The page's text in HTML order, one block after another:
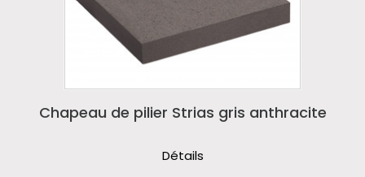
Chapeau de pilier Strias gris anthracite
Détails